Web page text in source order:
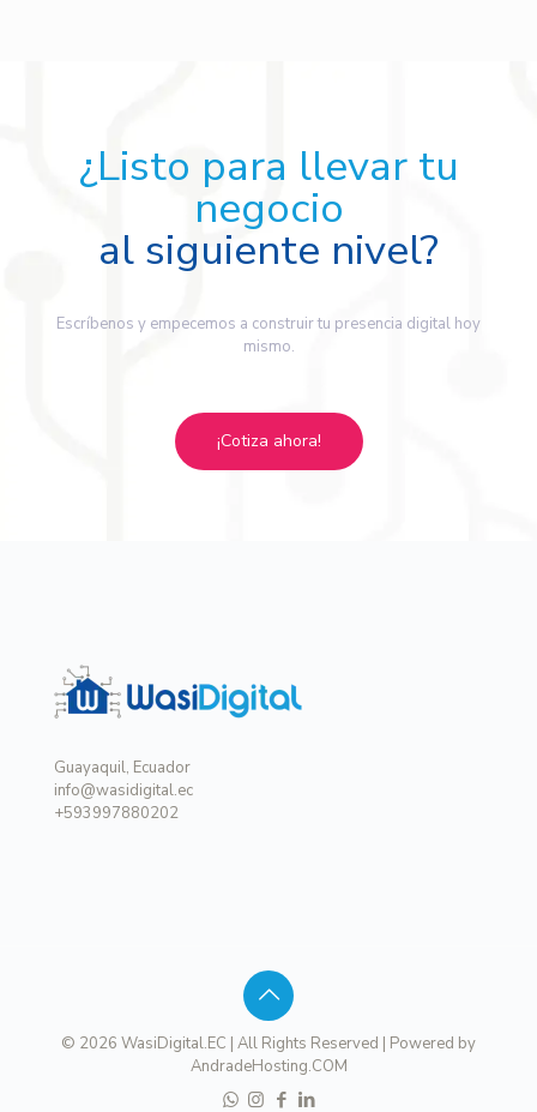
¿Listo para llevar tu
negocio
al siguiente nivel?
Escríbenos y empecemos a construir tu presencia digital hoy
mismo.
¡Cotiza ahora!
Guayaquil, Ecuador
info@wasidigital.ec
+593997880202
© 2026 WasiDigital.EC | All Rights Reserved | Powered by
AndradeHosting.COM